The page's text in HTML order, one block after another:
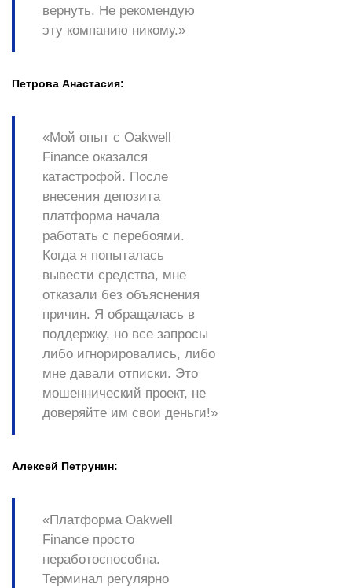
вернуть. Не рекомендую
эту компанию никому.»
Петрова Анастасия:
«Мой опыт с Oakwell
Finance оказался
катастрофой. После
внесения депозита
платформа начала
работать с перебоями.
Когда я попыталась
вывести средства, мне
отказали без объяснения
причин. Я обращалась в
поддержку, но все запросы
либо игнорировались, либо
мне давали отписки. Это
мошеннический проект, не
доверяйте им свои деньги!»
Алексей Петрунин:
«Платформа Oakwell
Finance просто
неработоспособна.
Терминал регулярно